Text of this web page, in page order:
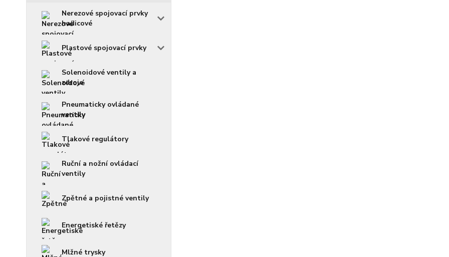
Nerezové spojovací prvky
hadicové
Plastové spojovací prvky
Solenoidové ventily a
zdroje
Pneumaticky ovládané
ventily
Tlakové regulátory
Ruční a nožní ovládací
ventily
Zpětné a pojistné ventily
Energetiské řetězy
Mlžné trysky